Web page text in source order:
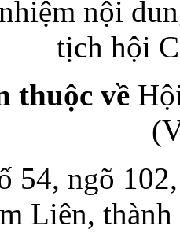
nội
tịch hội
thuộc về
54, ngõ
Liên,